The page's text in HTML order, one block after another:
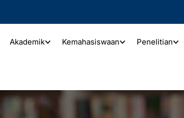
Akademik Kemahasiswaan Penelitian